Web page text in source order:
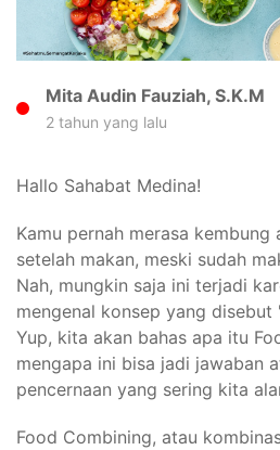
Mita Audin Fauziah, S.K.M
2 tahun yang lalu
Hallo Sahabat Medina!
Kamu pernah merasa kembung
setelah makan, meski sudah
Nah, mungkin saja ini terjadi
mengenal konsep yang disebut
Yup, kita akan bahas apa itu
mengapa ini bisa jadi jawaban
pencernaan yang sering kita
Food Combining, atau